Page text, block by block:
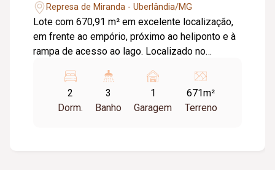
Represa de Miranda - Uberlândia/MG
Lote com 670,91 m² em excelente localização,
em frente ao empório, próximo ao heliponto e à
rampa de acesso ao lago. Localizado no
de Miranda totalmente legalizado, com
matrículas individuais registradas em cartório e
aprovação pela Prefeitura de Uberlândia.
2
Dorm.
3
Banho
1
Garagem
671m²
Terreno